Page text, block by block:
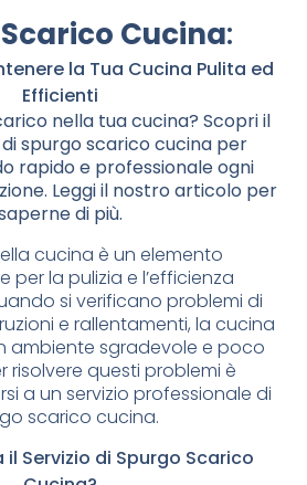
Cucina:
la Tua Cucina Pulita ed
Efficienti
nella tua cucina? Scopri il
spurgo scarico cucina per
rapido e professionale ogni
Leggi il nostro articolo per
di più.
cucina è un elemento
per la pulizia e l’efficienza
si verificano problemi di
e rallentamenti, la cucina
ambiente sgradevole e poco
risolvere questi problemi è
a un servizio professionale di
scarico cucina.
il Servizio di Spurgo Scarico